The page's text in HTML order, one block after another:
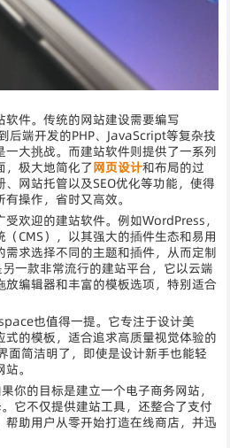
件。传统的网站建设需要编写
后端开发的PHP、JavaScript等复杂技
大挑战。而建站软件则提供了一系列
，极大地简化了网页设计和布局的过
网站托管以及SEO优化等功能，使得
操作，省时又高效。
欢迎的建站软件。例如WordPress，
CMS），以其强大的插件生态和易用
求选择不同的主题和插件，从而定制
一款非常流行的建站平台，它以云端
放编辑器和丰富的模板选项，特别适合
也值得一提。它专注于设计美
的模板，适合追求高质量视觉体验的
面简洁明了，即使是设计新手也能轻
。
你的目标是建立一个电子商务网站，
它不仅提供建站工具，还整合了支付
助用户从零开始打造在线商店，并迅